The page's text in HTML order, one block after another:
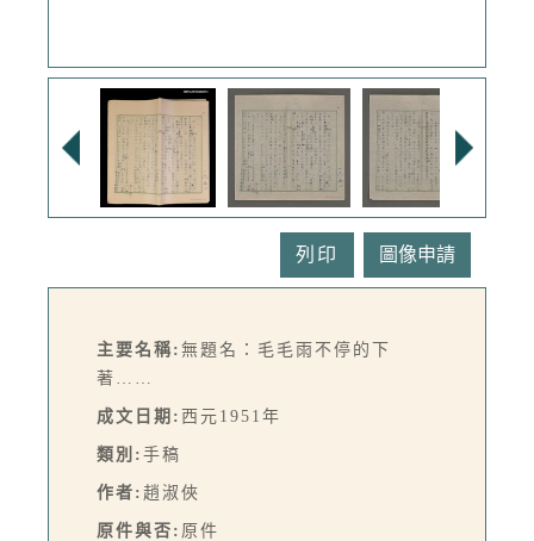
列印
主要名稱: 無題名：毛毛雨不停的下
著……
成文日期: 西元1951年
類別: 手稿
作者: 趙淑俠
原件與否: 原件